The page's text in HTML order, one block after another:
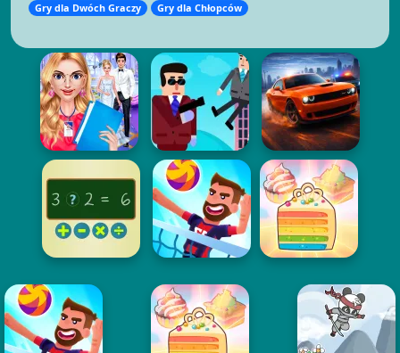
Gry dla Dwóch Graczy
Gry dla Chłopców